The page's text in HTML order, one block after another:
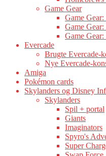
Game Gear
Game
Game
Game
Evercade
Brugte Evercade-
Nye Evercade-
Amiga
Pokémon cards
Skylanders og Disney
Skylanders
Spil + portal
Giants
Imaginators
Spyro's
Super